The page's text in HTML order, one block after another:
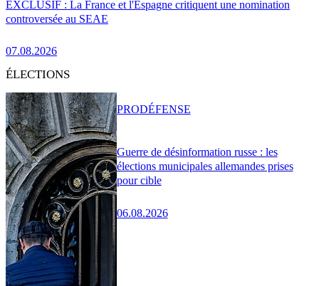
EXCLUSIF : La France et l'Espagne critiquent une nomination
controversée au SEAE
07.08.2026
ÉLECTIONS
Guerre de désinformation russe : les
élections municipales allemandes prises
pour cible
06.08.2026
PRODÉFENSE